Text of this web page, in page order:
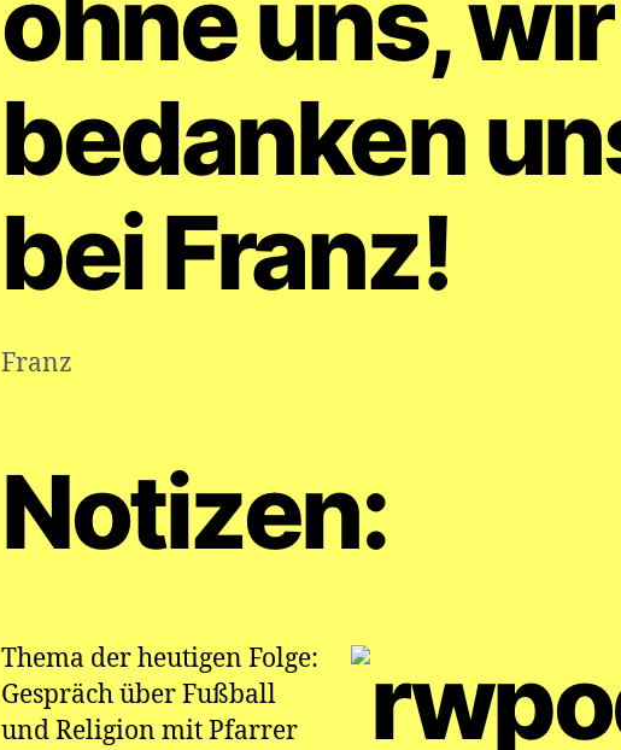
bedanken
bei Franz!
Franz
Notizen:
Thema der heutigen Folge:
Gespräch über Fußball
und Religion mit Pfarrer